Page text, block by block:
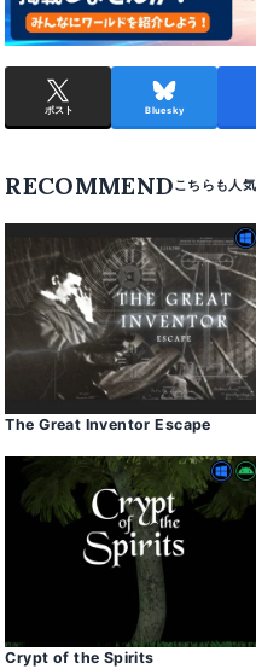
ポスト Bluesky
RECOMMEND
The Great Inventor Escape
Crypt of the Spirits